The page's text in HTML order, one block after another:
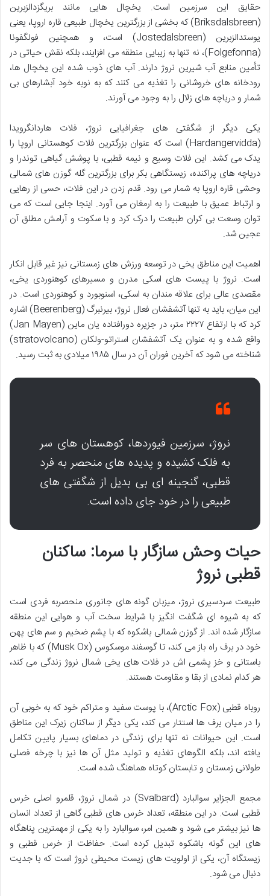
حقایق این سرزمین است. یخچال هایی مانند بریگزدالزبرین
(Briksdalsbreen) که بخشی از بزرگترین یخچال طبیعی قاره اروپا، یعنی
یوستدالزبرین (Jostedalsbreen) است، و همچنین فولگفونا
(Folgefonna)، نه تنها به زیبایی منطقه می افزایند، بلکه نقش حیاتی در
تأمین منابع آب شیرین نروژ دارند. آب های ذوب شده این یخچال ها،
رودخانه های خروشانی را تغذیه می کنند که به نوبه خود آبشارهای بی
شمار و دریاچه های زلال را به وجود می آورند.
یکی دیگر از شگفتی های جغرافیایی نروژ، فلات هاردانگرویدا
(Hardangervidda) است که عنوان بزرگترین فلات کوهستانی اروپا را
یدک می کشد. این فلات وسیع و نیمه قطبی، با پوشش گیاهی توندرا و
دریاچه های پراکنده، زیستگاهی بکر برای بزرگترین گله گوزن های شمالی
وحشی قاره اروپا به شمار می رود. قدم زدن در این فلات، حسی از رهایی
و ارتباط عمیق با طبیعت را به ارمغان می آورد. اینجا جایی است که می
توان وسعت بی کران طبیعت را درک کرد و با سکوت و آرامش مطلق آن
عجین شد.
اهمیت این مناطق یخی در توسعه ورزش های زمستانی نیز غیر قابل انکار
است. نروژ با پیست های اسکی مدرن و مسیرهای کوهنوردی یخی،
مقصدی عالی برای علاقه مندان به اسکی، اسنوبورد و کوهنوردی است. در
این میان، باید به تنها آتشفشان فعال نروژ، بیرنبرگ (Beerenberg) اشاره
کرد که با ارتفاع ۲۲۲۷ متر، در جزیره دورافتاده یان ماین (Jan Mayen)
واقع شده و به عنوان یک آتشفشان استراتو-ولکان (stratovolcano)
شناخته می شود که آخرین فوران آن در سال ۱۹۸۵ میلادی به ثبت رسید.
نروژ، سرزمین فیوردها، کوهستان های سر
به فلک کشیده و پدیده های منحصر به فرد
قطبی، گنجینه ای بی بدیل از شگفتی های
طبیعی را در خود جای داده است.
حیات وحش سازگار با سرما: ساکنان
قطبی نروژ
طبیعت سردسیری نروژ، میزبان گونه های جانوری منحصربه فردی است
که به شیوه ای شگفت انگیز با شرایط سخت آب و هوایی این منطقه
سازگار شده اند. از گوزن شمالی باشکوه که با پشم ضخیم و سم های پهن
خود در برف راه باز می کند، تا گوسفند موسکوس (Musk Ox) که با ظاهر
باستانی و خز پشمی اش در فلات های یخی شمال نروژ زندگی می کند،
هر کدام نمادی از بقا و مقاومت هستند.
روباه قطبی (Arctic Fox)، با پوست سفید و متراکم خود که به خوبی آن
را در میان برف ها استتار می کند، یکی دیگر از ساکنان زیرک این مناطق
است. این حیوانات نه تنها برای زندگی در دماهای بسیار پایین تکامل
یافته اند، بلکه الگوهای تغذیه و تولید مثل آن ها نیز با چرخه فصلی
طولانی زمستان و تابستان کوتاه هماهنگ شده است.
مجمع الجزایر سوالبارد (Svalbard) در شمال نروژ، قلمرو اصلی خرس
قطبی است. در این منطقه، تعداد خرس های قطبی گاهی از تعداد انسان
ها نیز بیشتر می شود و همین امر، سوالبارد را به یکی از مهمترین پناهگاه
های این گونه باشکوه تبدیل کرده است. حفاظت از خرس قطبی و
زیستگاه آن، یکی از اولویت های زیست محیطی نروژ است که با جدیت
دنبال می شود.